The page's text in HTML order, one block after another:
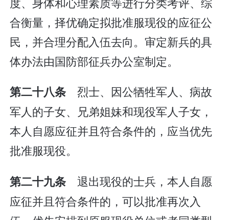
合衡量，择优确定拟批准服现役的应征公
民，并合理分配入伍去向。审定新兵的具
体办法由国防部征兵办公室制定。
第二十八条 烈士、因公牺牲军人、病故
军人的子女、兄弟姐妹和现役军人子女，
本人自愿应征并且符合条件的，应当优先
批准服现役。
第二十九条 退出现役的士兵，本人自愿
应征并且符合条件的，可以批准再次入